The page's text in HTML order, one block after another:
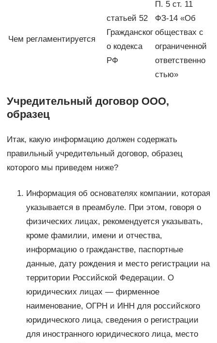
Чем регламентируется
статьей 52
Гражданског
о кодекса
РФ
П. 5 ст. 11
ФЗ-14 «Об
обществах с
ограниченной
ответственно
стью»
Учредительный договор ООО,
образец
Итак, какую информацию должен содержать
правильный учредительный договор, образец
которого мы приведем ниже?
Информация об основателях компании, которая
указывается в преамбуле. При этом, говоря о
физических лицах, рекомендуется указывать,
кроме фамилии, имени и отчества,
информацию о гражданстве, паспортные
данные, дату рождения и место регистрации на
территории Российской Федерации. О
юридических лицах — фирменное
наименование, ОГРН и ИНН для российского
юридического лица, сведения о регистрации
для иностранного юридического лица, место